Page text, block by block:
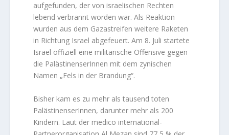
aufgefunden, der von israelischen Rechten
lebend verbrannt worden war. Als Reaktion
wurden aus dem Gazastreifen weitere Raketen
in Richtung Israel abgefeuert. Am 8. Juli startete
Israel offiziell eine militärische Offensive gegen
die PalästinenserInnen mit dem zynischen
Namen „Fels in der Brandung“.
Bisher kam es zu mehr als tausend toten
PalästinenserInnen, darunter mehr als 200
Kindern. Laut der medico international-